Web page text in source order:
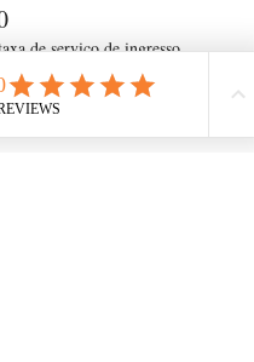
de serviço de ingresso